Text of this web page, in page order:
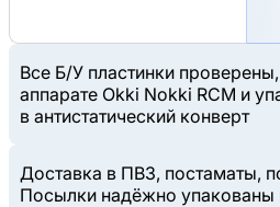
Все Б/У пластинки
аппарате Okki Nokki RCM и
в антистатический конверт
Доставка в ПВЗ, постаматы,
Посылки надёжно упакованы